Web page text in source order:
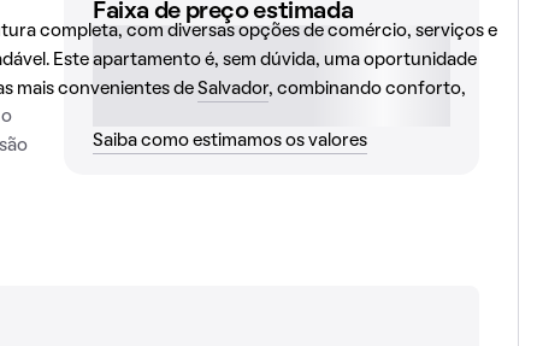
completa, com diversas opções de comércio, serviços e
Este apartamento é, sem dúvida, uma oportunidade
mais convenientes de Salvador, combinando conforto,
Faixa de preço estimada
Saiba como estimamos os valores